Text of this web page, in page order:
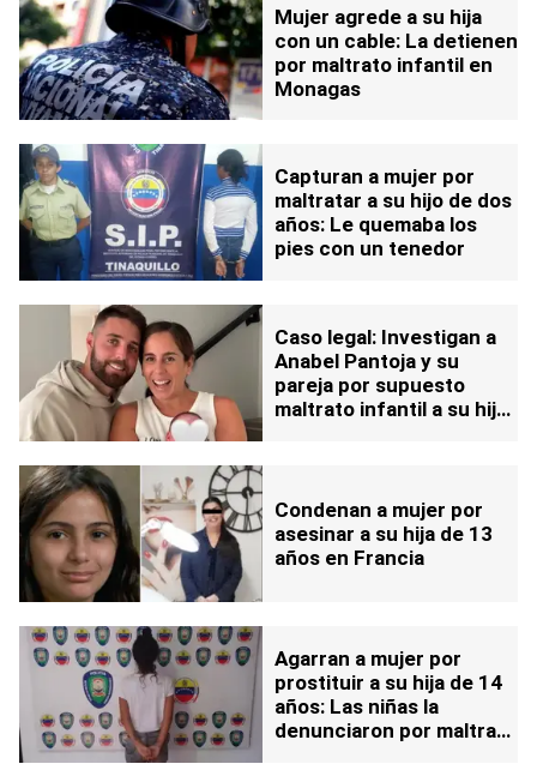
Mujer agrede a su hija
con un cable: La detienen
por maltrato infantil en
Monagas
Capturan a mujer por
maltratar a su hijo de dos
años: Le quemaba los
pies con un tenedor
Caso legal: Investigan a
Anabel Pantoja y su
pareja por supuesto
maltrato infantil a su hija
Condenan a mujer por
asesinar a su hija de 13
años en Francia
Agarran a mujer por
prostituir a su hija de 14
años: Las niñas la
denunciaron por maltrato